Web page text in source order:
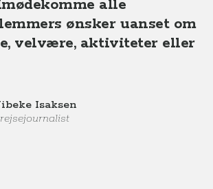
alle
ønsker uanset om
velvære, aktiviteter eller
Isaksen